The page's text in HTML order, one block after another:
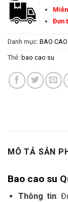
Đơn
Danh mục: BAO CAO
Thẻ: bao cao su
MÔ TẢ SẢN
Bao cao su
Thông tin: